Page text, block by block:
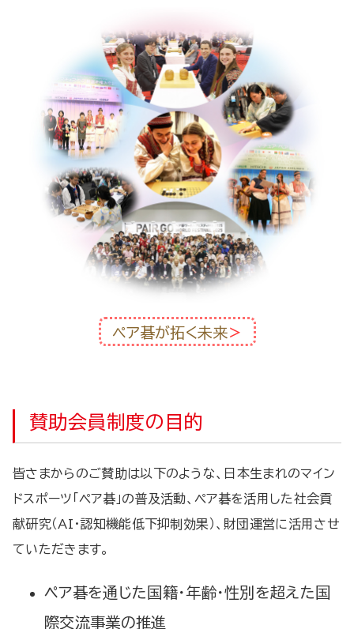
ペア碁が拓く未来＞
賛助会員制度の目的
皆さまからのご賛助は以下のような、日本生まれのマイン
ドスポーツ「ペア碁」の普及活動、ペア碁を活用した社会貢
献研究（AI・認知機能低下抑制効果）、財団運営に活用させ
ていただきます。
ペア碁を通じた国籍・年齢・性別を超えた国
際交流事業の推進